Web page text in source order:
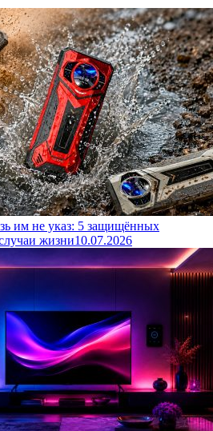
им не указ: 5 защищённых
жизни10.07.2026